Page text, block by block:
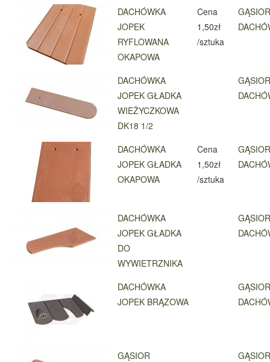
DACHÓWKA
JOPEK
RYFLOWANA
OKAPOWA
Cena
1,50zł
/sztuka
DACHÓWKA
JOPEK GŁADKA
WIEŻYCZKOWA
DK18 1/2
DACHÓWKA
JOPEK GŁADKA
OKAPOWA
Cena
1,50zł
/sztuka
DACHÓWKA
JOPEK GŁADKA
DO
WYWIETRZNIKA
DACHÓWKA
JOPEK BRĄZOWA
GĄSIOR